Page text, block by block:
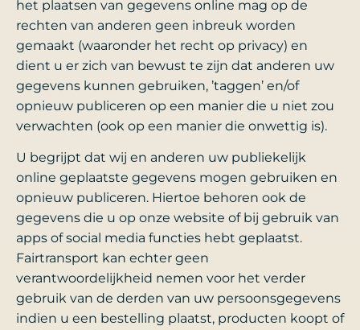
het plaatsen van gegevens online mag op de
rechten van anderen geen inbreuk worden
gemaakt (waaronder het recht op privacy) en
dient u er zich van bewust te zijn dat anderen uw
gegevens kunnen gebruiken, ’taggen’ en/of
opnieuw publiceren op een manier die u niet zou
verwachten (ook op een manier die onwettig is).
U begrijpt dat wij en anderen uw publiekelijk
online geplaatste gegevens mogen gebruiken en
opnieuw publiceren. Hiertoe behoren ook de
gegevens die u op onze website of bij gebruik van
apps of social media functies hebt geplaatst.
Fairtransport kan echter geen
verantwoordelijkheid nemen voor het verder
gebruik van de derden van uw persoonsgegevens
indien u een bestelling plaatst, producten koopt of